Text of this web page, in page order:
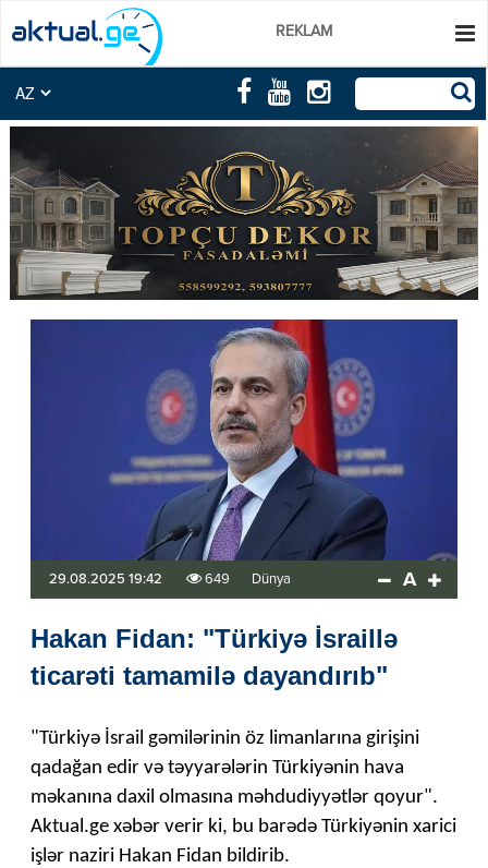
REKLAM
29.08.2025 19:42 649 Dünya A
Hakan Fidan: "Türkiyə İsraillə
ticarəti tamamilə dayandırıb"
"Türkiyə İsrail gəmilərinin öz limanlarına girişini
qadağan edir və təyyarələrin Türkiyənin hava
məkanına daxil olmasına məhdudiyyətlər qoyur".
Aktual.ge xəbər verir ki, bu barədə Türkiyənin xarici
işlər naziri Hakan Fidan bildirib.